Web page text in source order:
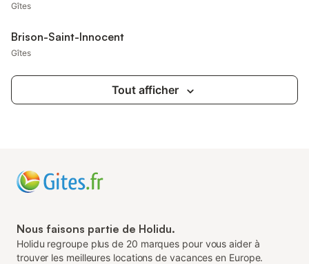
Gîtes
Brison-Saint-Innocent
Gîtes
Tout afficher
Nous faisons partie de Holidu.
Holidu regroupe plus de 20 marques pour vous aider à
trouver les meilleures locations de vacances en Europe.